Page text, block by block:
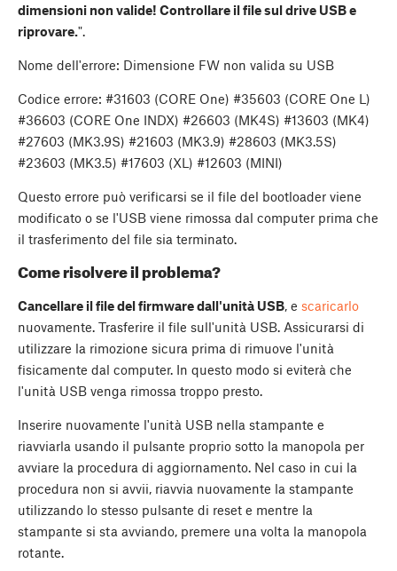
dimensioni non valide! Controllare il file sul drive USB e
riprovare.".
Nome dell'errore: Dimensione FW non valida su USB
Codice errore: #31603 (CORE One) #35603 (CORE One L)
#36603 (CORE One INDX) #26603 (MK4S) #13603 (MK4)
#27603 (MK3.9S) #21603 (MK3.9) #28603 (MK3.5S)
#23603 (MK3.5) #17603 (XL) #12603 (MINI)
Questo errore può verificarsi se il file del bootloader viene
modificato o se l'USB viene rimossa dal computer prima che
il trasferimento del file sia terminato.
Come risolvere il problema?
Cancellare il file del firmware dall'unità USB, e scaricarlo
nuovamente. Trasferire il file sull'unità USB. Assicurarsi di
utilizzare la rimozione sicura prima di rimuove l'unità
fisicamente dal computer. In questo modo si eviterà che
l'unità USB venga rimossa troppo presto.
Inserire nuovamente l'unità USB nella stampante e
riavviarla usando il pulsante proprio sotto la manopola per
avviare la procedura di aggiornamento. Nel caso in cui la
procedura non si avvii, riavvia nuovamente la stampante
utilizzando lo stesso pulsante di reset e mentre la
stampante si sta avviando, premere una volta la manopola
rotante.